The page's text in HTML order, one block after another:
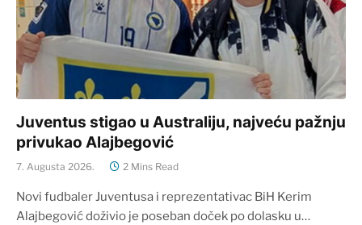
Juventus stigao u Australiju, najveću pažnju
privukao Alajbegović
7. Augusta 2026. 2 Mins Read
Novi fudbaler Juventusa i reprezentativac BiH Kerim
Alajbegović doživio je poseban doček po dolasku u…